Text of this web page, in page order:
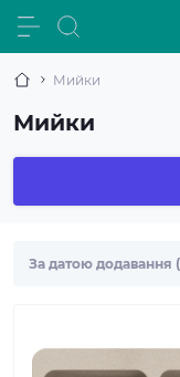
Мийки
Мийки